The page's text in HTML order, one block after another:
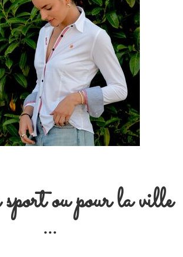
ou pour la ville
...